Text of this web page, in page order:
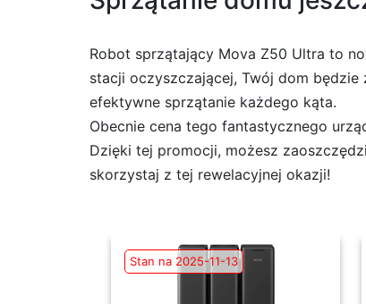
Robot sprzątający Mova Z50 Ultra to
stacji oczyszczającej, Twój dom
efektywne sprzątanie każdego kąta.
Obecnie cena tego fantastycznego
Dzięki tej promocji, możesz
skorzystaj z tej rewelacyjnej okazji!
Stan na 2025-11-13